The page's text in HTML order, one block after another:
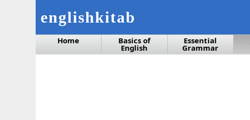
englishkitab
Home Basics of
English
Essential
Grammar